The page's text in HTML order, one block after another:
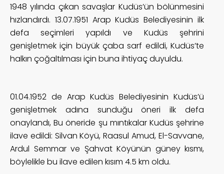
1948 yılında çıkan savaşlar Kudüs’ün bölünmesini
hızlandırdı. 13.07.1951 Arap Kudüs Belediyesinin ilk
defa seçimleri yapıldı ve Kudüs şehrini
genişletmek için büyük çaba sarf edildi, Kudüs’te
halkın çoğaltılması için buna ihtiyaç duyuldu.
01.04.1952 de Arap Kudüs Belediyesinin Kudüs’ü
genişletmek adına sunduğu öneri ilk defa
onaylandı, Bu öneride şu mıntıkalar Kudüs şehrine
ilave edildi: Silvan Köyü, Raasul Amud, El-Savvane,
Ardul Semmar ve Şahvat Köyünün güney kısmı,
böylelikle bu ilave edilen kısım 4.5 km oldu.